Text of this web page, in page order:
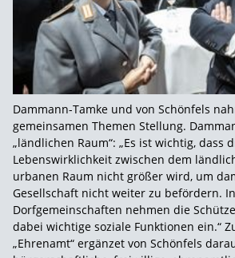
Dammann-Tamke und von Schönfels
gemeinsamen Themen Stellung.
„ländlichen Raum“: „Es ist wichtig, dass
Lebenswirklichkeit zwischen dem
urbanen Raum nicht größer wird, um
Gesellschaft nicht weiter zu befördern.
Dorfgemeinschaften nehmen die
dabei wichtige soziale Funktionen ein.“
„Ehrenamt“ ergänzet von Schönfels